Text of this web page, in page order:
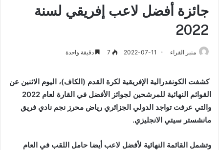
جائزة أفضل لاعب إفريقي لسنة
2022
منبر القراء 2022-07-11
7 دقيقة واحدة
كشفت الكونفدرالية الإفريقية لكرة القدم (الكاف)، اليوم الاثنين عن
القوائم النهائية للمرشحين لجوائز الأفضل في القارة لعام 2022
والتي عرفت تواجد الدولي الجزائري رياض محرز نجم نادي فريق
مانشستر سيتي الانجليزي.
وتشمل القائمة النهائية لأفضل لاعب أيضا حامل اللقب في العام